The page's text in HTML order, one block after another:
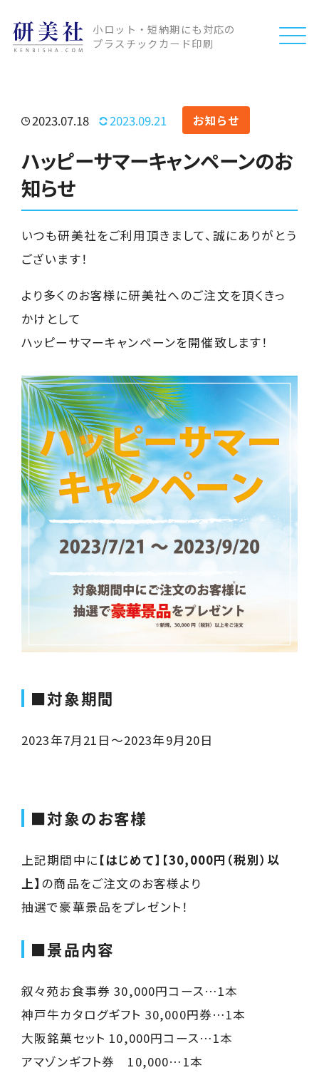
小ロット・短納期にも対応の
プラスチックカード印刷
2023.07.18 2023.09.21 お知らせ
ハッピーサマーキャンペーンのお
知らせ
いつも研美社をご利用頂きまして、誠にありがとう
ございます！
より多くのお客様に研美社へのご注文を頂くきっ
かけとして
ハッピーサマーキャンペーンを開催致します！
■対象期間
2023年7月21日～2023年9月20日
■対象のお客様
上記期間中に 【はじめて】【30,000円（税別）以
上】 の商品をご注文のお客様より
抽選で豪華景品をプレゼント！
■景品内容
叙々苑お食事券 30,000円コース…1本
神戸牛カタログギフト 30,000円券…1本
大阪銘菓セット 10,000円コース…1本
アマゾンギフト券 10,000…1本